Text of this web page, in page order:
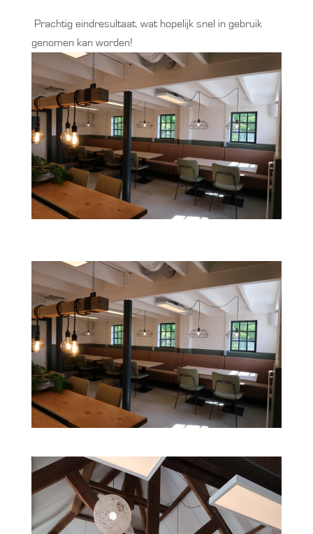
Prachtig eindresultaat, wat hopelijk snel in gebruik
genomen kan worden!